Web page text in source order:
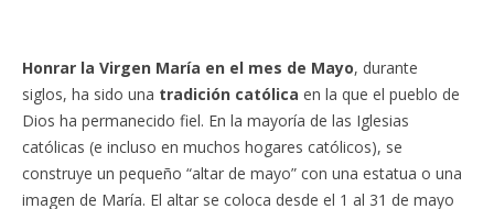
Honrar la Virgen María en el mes de Mayo, durante
siglos, ha sido una tradición católica en la que el pueblo de
Dios ha permanecido fiel. En la mayoría de las Iglesias
católicas (e incluso en muchos hogares católicos), se
construye un pequeño “altar de mayo” con una estatua o una
imagen de María. El altar se coloca desde el 1 al 31 de mayo